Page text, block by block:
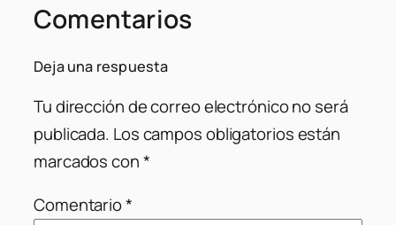
Comentarios
Deja una respuesta
Tu dirección de correo electrónico no será
publicada. Los campos obligatorios están
marcados con*
Comentario*